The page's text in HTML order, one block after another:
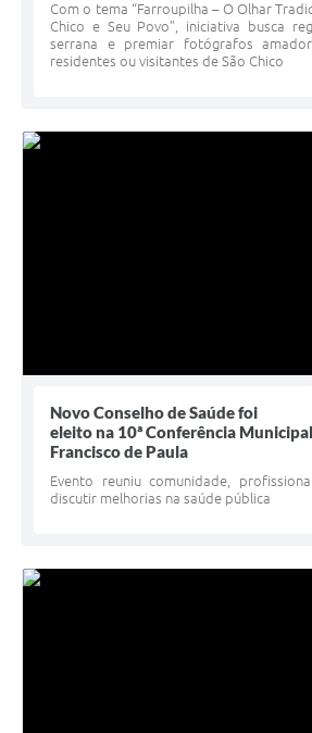
Com o tema “Farroupilha – O Olhar
Chico e Seu Povo”, iniciativa busca
serrana e premiar fotógrafos
residentes ou visitantes de São Chico
Novo Conselho de Saúde foi
eleito na 10ª Conferência
Francisco de Paula
Evento reuniu comunidade,
discutir melhorias na saúde pública